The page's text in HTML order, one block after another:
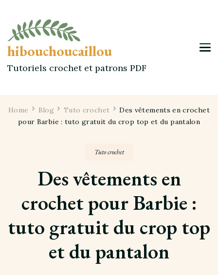
hibouchoucaillou
Tutoriels crochet et patrons PDF
Home Blog Tuto crochet
Des vêtements en crochet
pour Barbie : tuto gratuit du crop top et du pantalon
Tuto crochet
Des vêtements en
crochet pour Barbie :
tuto gratuit du crop top
et du pantalon